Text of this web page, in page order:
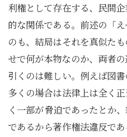
利権として存在する、民間
的な関係である。前述の「
のも、結局はそれを真似た
せで何が本物なのか、両者
引くのは難しい。例えば図書
多くの場合は法律上は全く
く一部が脅迫であったとか
であるから著作権法違反で